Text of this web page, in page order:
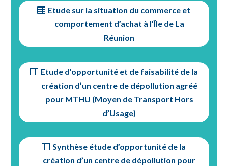
Etude sur la situation du commerce et
comportement d’achat à l’Île de La
Réunion
Etude d’opportunité et de faisabilité de la
création d’un centre de dépollution agréé
pour MTHU (Moyen de Transport Hors
d’Usage)
Synthèse étude d’opportunité de la
création d’un centre de dépollution pour